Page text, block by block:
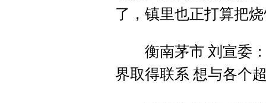
了，镇里也正打算把
衡南茅市 刘宣委：
界取得联系 想与各个